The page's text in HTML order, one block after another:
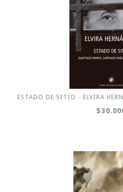
ESTADO DE SITIO - ELVIRA